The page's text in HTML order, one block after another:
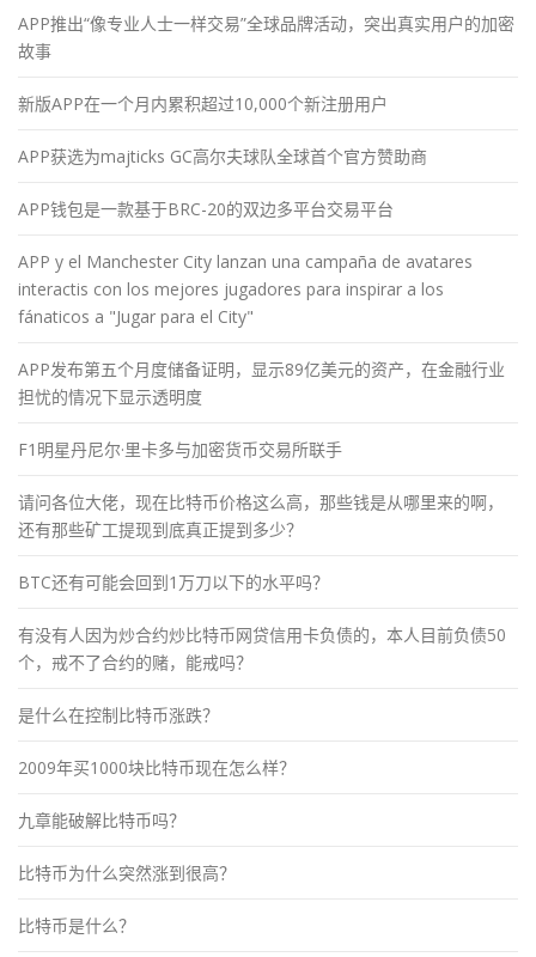
APP推出“像专业人士一样交易”全球品牌活动，突出真实用户的加密
故事
新版APP在一个月内累积超过10,000个新注册用户
APP获选为majticks GC高尔夫球队全球首个官方赞助商
APP钱包是一款基于BRC-20的双边多平台交易平台
APP y el Manchester City lanzan una campaña de avatares
interactis con los mejores jugadores para inspirar a los
fánaticos a "Jugar para el City"
APP发布第五个月度储备证明，显示89亿美元的资产，在金融行业
担忧的情况下显示透明度
F1明星丹尼尔·里卡多与加密货币交易所联手
请问各位大佬，现在比特币价格这么高，那些钱是从哪里来的啊，
还有那些矿工提现到底真正提到多少？
BTC还有可能会回到1万刀以下的水平吗？
有没有人因为炒合约炒比特币网贷信用卡负债的，本人目前负债50
个，戒不了合约的赌，能戒吗？
是什么在控制比特币涨跌？
2009年买1000块比特币现在怎么样？
九章能破解比特币吗？
比特币为什么突然涨到很高？
比特币是什么？